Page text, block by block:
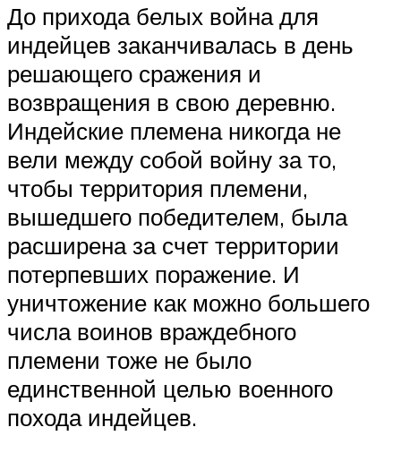
До прихода белых война для
индейцев заканчивалась в день
решающего сражения и
возвращения в свою деревню.
Индейские племена никогда не
вели между собой войну за то,
чтобы территория племени,
вышедшего победителем, была
расширена за счет территории
потерпевших поражение. И
уничтожение как можно большего
числа воинов враждебного
племени тоже не было
единственной целью военного
похода индейцев.